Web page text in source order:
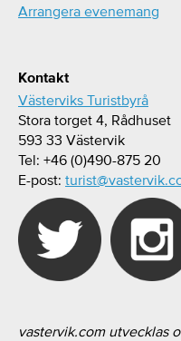
Arrangera evenemang
Kontakt
Västerviks Turistbyrå
Stora torget 4, Rådhuset
593 33 Västervik
Tel: +46 (0)490-875 20
E-post:
vastervik.com utvecklas